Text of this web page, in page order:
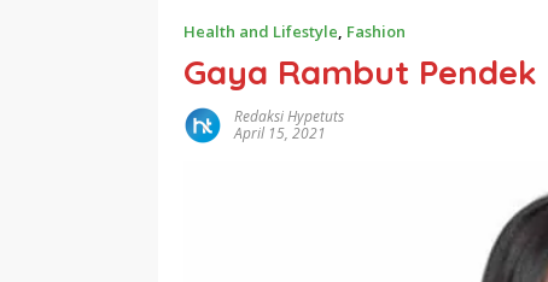
Health and Lifestyle, Fashion
Gaya Rambut
Redaksi Hypetuts
April 15, 2021